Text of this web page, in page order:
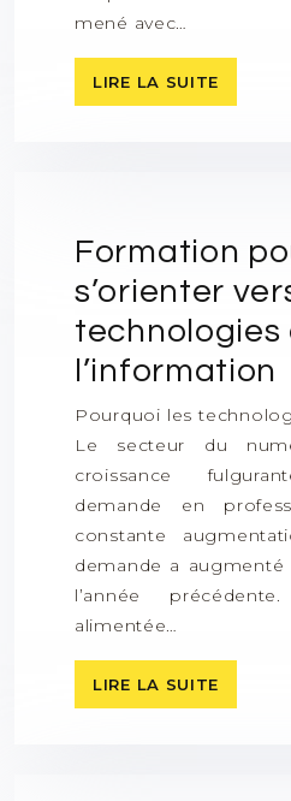
mené avec…
LIRE LA SUITE
Formation
s’orienter
technologies
l’information
Pourquoi les
Le secteur du
croissance
demande en
constante
demande a augmenté
l’année
alimentée…
LIRE LA SUITE